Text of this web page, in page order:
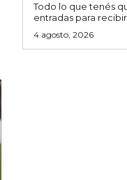
Todo lo que tenés
entradas para recibir
4 agosto, 2026